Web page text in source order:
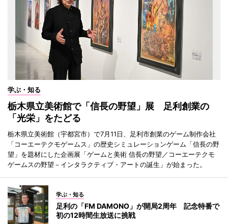
学ぶ・知る
栃木県立美術館で「信長の野望」展 足利創業の
「光栄」をたどる
栃木県立美術館（宇都宮市）で7月11日、足利市創業のゲーム制作会社
「コーエーテクモゲームス」の歴史シミュレーションゲーム「信長の野
望」を題材にした企画展「ゲームと美術 信長の野望／コーエーテクモ
ゲームスの野望－インタラクティブ・アートの誕生」が始まった。
学ぶ・知る
足利の「FM DAMONO」が開局2周年 記念特番で
初の12時間生放送に挑戦